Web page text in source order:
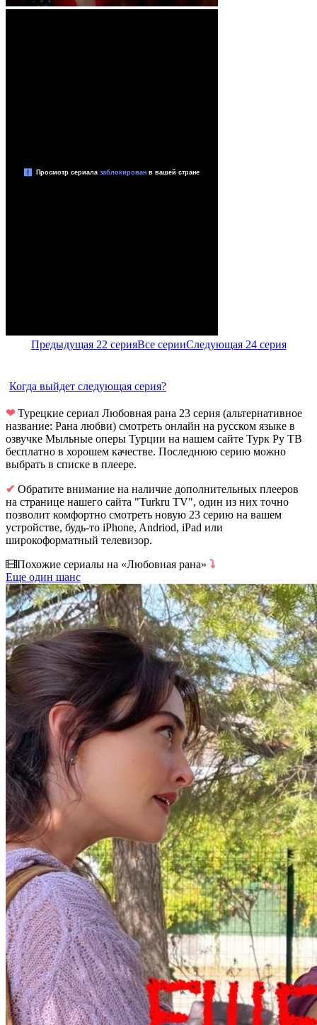
Предыдущая 22 серияВсе серииСледующая 24 серия
Когда выйдет следующая серия?
❤Турецкие сериал Любовная рана 23 серия (альтернативное
название: Рана любви) смотреть онлайн на русском языке в
озвучке Мыльные оперы Турции на нашем сайте Турк Ру ТВ
бесплатно в хорошем качестве. Последнюю серию можно
выбрать в списке в плеере.
✔ Обратите внимание на наличие дополнительных плееров
на странице нашего сайта "Turkru TV", один из них точно
позволит комфортно смотреть новую 23 серию на вашем
устройстве, будь-то iPhone, Andriod, iPad или
широкоформатный телевизор.
Похожие сериалы на «Любовная рана» ⤵
Еще один шанс